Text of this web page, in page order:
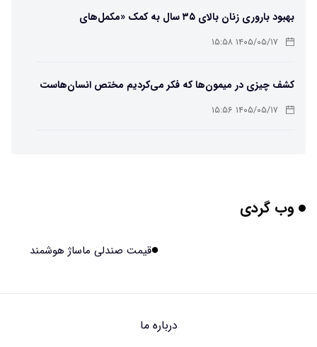
بهبود باروری زنان بالای ۳۵ سال به کمک «مکمل‌های
باکتریایی»
۱۴۰۵/۰۵/۱۷ ۱۵:۵۸
کشف چیزی در میمون‌ها که فکر می‌کردیم مختص انسان‌هاست
۱۴۰۵/۰۵/۱۷ ۱۵:۵۶
محققان از هوش مصنوعی برای ساخت ویروس‌های جدید
وب گردی
قیمت صندلی ماساژ هوشمند
درباره ما